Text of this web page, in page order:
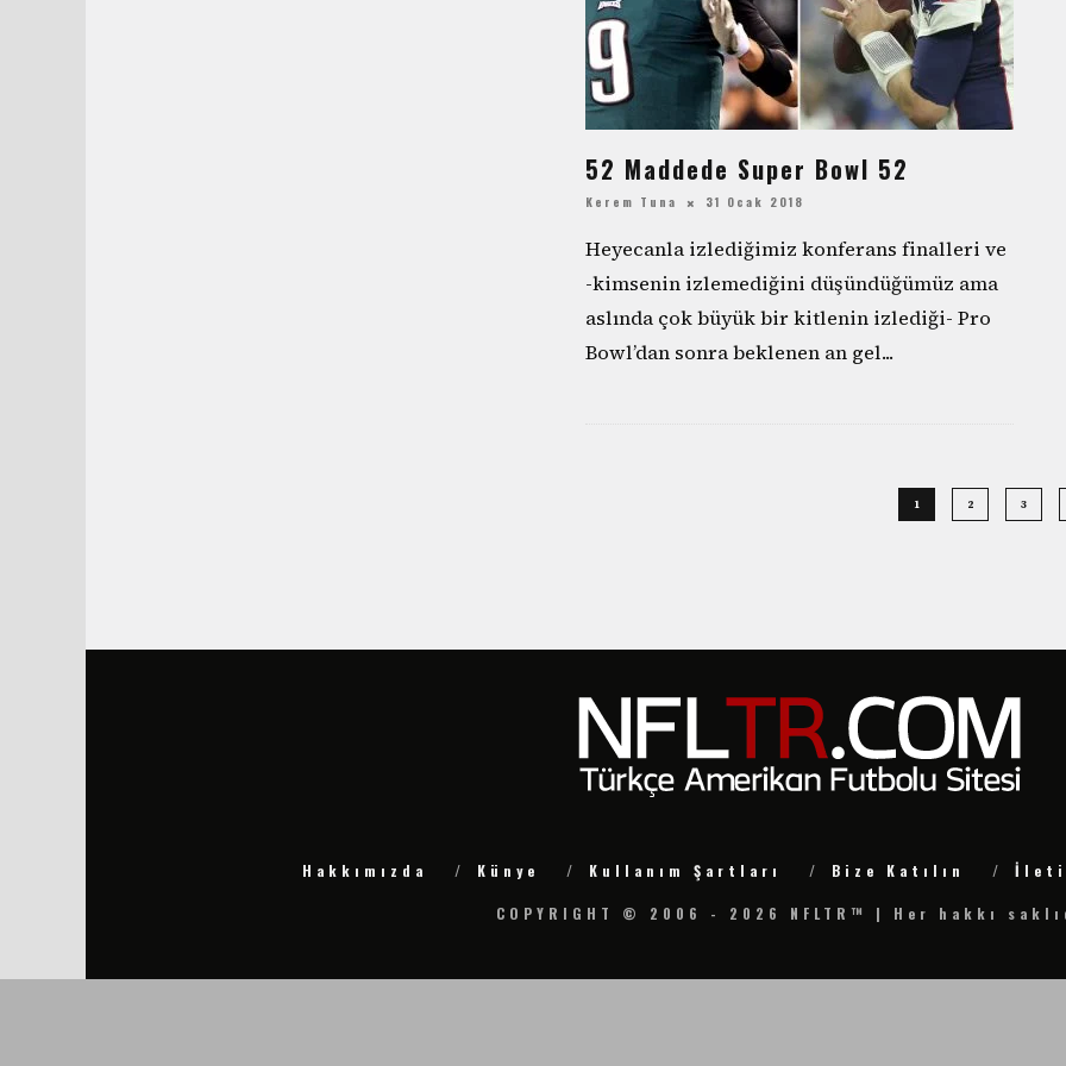
52 Maddede Super Bowl 52
Kerem Tuna 31 Ocak 2018
Heyecanla izlediğimiz konferans finalleri ve
-kimsenin izlemediğini düşündüğümüz ama
aslında çok büyük bir kitlenin izlediği- Pro
Bowl’dan sonra beklenen an gel...
1 2 3
Hakkımızda Künye Kullanım Şartları Bize Katılın
COPYRIGHT © 2006 - 2026 NFLTR™ | Her hakkı